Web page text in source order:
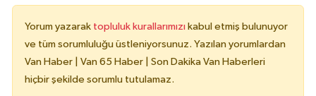
Yorum yazarak topluluk kurallarımızı kabul etmiş bulunuyor
ve tüm sorumluluğu üstleniyorsunuz. Yazılan yorumlardan
Van Haber | Van 65 Haber | Son Dakika Van Haberleri
hiçbir şekilde sorumlu tutulamaz.